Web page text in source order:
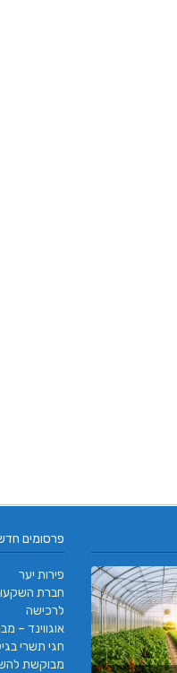
פרסומים
פירות יער
חברת
לרכישה
אוגווינד –
חגי תשרי
מבוקשת